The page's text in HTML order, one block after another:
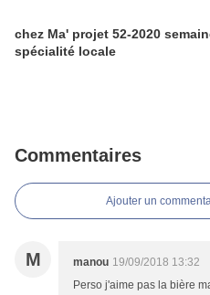
chez Ma' projet 52-2020
spécialité locale
Commentaires
Ajouter un
M manou 19/09/2018 13:32
Perso j'aime pas la bière